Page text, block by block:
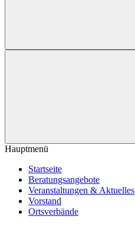
Hauptmenü
Startseite
Beratungsangebote
Veranstaltungen & Aktuelles
Vorstand
Ortsverbände